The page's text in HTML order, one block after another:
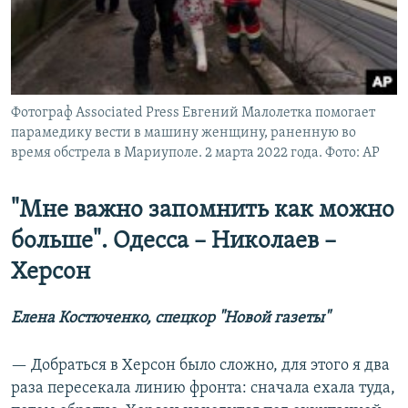
Фотограф Associated Press Евгений Малолетка помогает
парамедику вести в машину женщину, раненную во
время обстрела в Мариуполе. 2 марта 2022 года. Фото: AP
"Мне важно запомнить как можно
больше". Одесса – Николаев –
Херсон
Елена Костюченко, спецкор "Новой газеты"
— Добраться в Херсон было сложно, для этого я два
раза пересекала линию фронта: сначала ехала туда,